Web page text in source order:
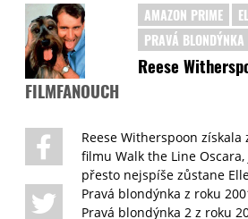
FILMFANOUCH
AMAZON PRIME
PRAVÁ BLONDÝNKA
Reese
Reese Witherspoon získala
filmu Walk the Line
přesto nejspíše zůstane
Pravá blondýnka z roku
Pravá blondýnka 2 z roku